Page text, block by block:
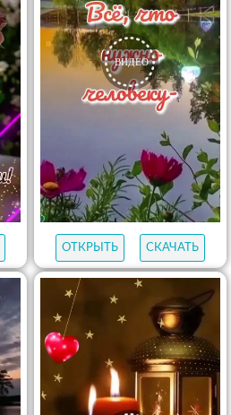
ОТКРЫТЬ СКАЧАТЬ